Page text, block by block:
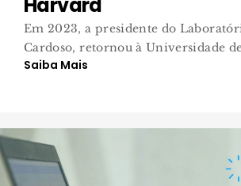
Em 2023, a presidente do
Cardoso, retornou à Universidade
Saiba Mais